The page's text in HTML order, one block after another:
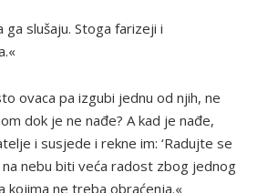
slušaju. Stoga farizeji i
ovaca pa izgubi jednu od njih, ne
dok je ne nađe? A kad je nađe,
i susjede i rekne im: ‘Radujte se
na nebu biti veća radost zbog jednog
kojima ne treba obraćenja.«